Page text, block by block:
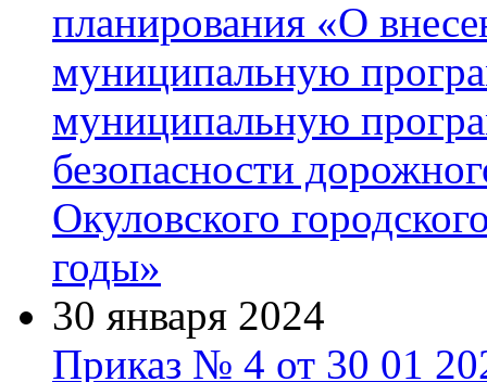
планирования «О
муниципальную
муниципальную
безопасности
Окуловского
годы»
30 января 2024
Приказ № 4 от 30 01